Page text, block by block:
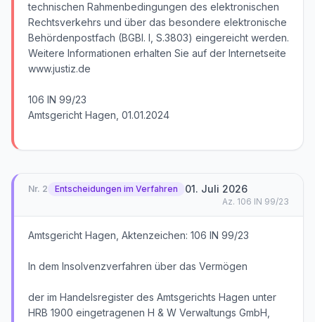
technischen Rahmenbedingungen des elektronischen
Rechtsverkehrs und über das besondere elektronische
Behördenpostfach (BGBl. I, S.3803) eingereicht werden.
Weitere Informationen erhalten Sie auf der Internetseite
www.justiz.de
106 IN 99/23
Amtsgericht Hagen, 01.01.2024
Nr. 2 Entscheidungen im Verfahren 01. Juli 2026
Az. 106 IN 99/23
Amtsgericht Hagen, Aktenzeichen: 106 IN 99/23
In dem Insolvenzverfahren über das Vermögen
der im Handelsregister des Amtsgerichts Hagen unter
HRB 1900 eingetragenen H & W Verwaltungs GmbH,